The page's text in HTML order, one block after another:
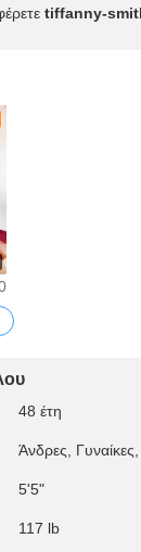
tiffanny-
48 έτη
Άνδρες,
5'5"
117 lb